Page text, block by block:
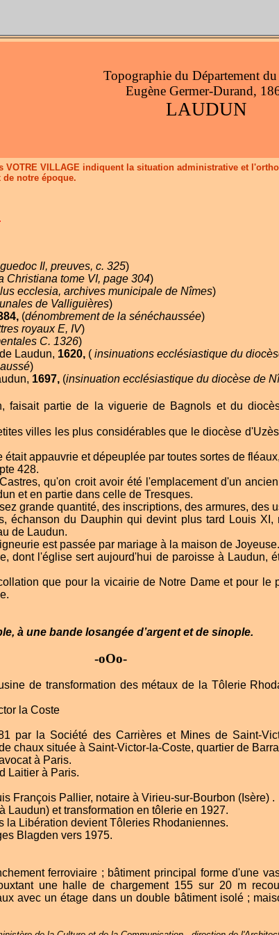
Topographie du Département
Eugène Germer-Durand,
LAUDUN
VOTRE VILLAGE indiquent la situation administrative et
notre époque.
Il, preuves, c. 325)
Christiana tome VI, page 304)
ecclesia, archives municipale de Nîmes)
de Valliguières)
(dénombrement de la sénéchaussée)
royaux E, IV)
C. 1326)
Laudun, 1620, ( insinuations ecclésiastique du
)
1697, (insinuation ecclésiastique du diocèse de
faisait partie de la viguerie de Bagnols et du
villes les plus considérables que le diocèse
appauvrie et dépeuplée par toutes sortes de
428.
qu'on croit avoir été l'emplacement d'un
et en partie dans celle de Tresques.
grande quantité, des inscriptions, des armures, des
échanson du Dauphin qui devint plus tard Louis
de Laudun.
est passée par mariage à la maison de Joyeuse.
dont l'église sert aujourd'hui de paroisse à Laudun,
que pour la vicairie de Notre­ Dame et pour le
à une bande losangée d’argent et de sinople.
-oOo-
de transformation des métaux de la Tôlerie
la Coste
par la Société des Carrières et Mines de Saint-
chaux située à Saint-Victor-la-Coste, quartier de
à Paris.
Laitier à Paris.
François Pallier, notaire à Virieu-sur-Bourbon (Isère) .
Laudun) et transformation en tôlerie en 1927.
la Libération devient Tôleries Rhodaniennes.
Blagden vers 1975.
ferroviaire ; bâtiment principal forme d'une
une halle de chargement 155 sur 20 m
avec un étage dans un double bâtiment isolé ;